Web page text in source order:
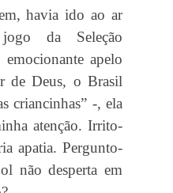
havia ido ao ar
da Seleção
apelo
de Deus, o Brasil
criancinhas” -, ela
atenção. Irrito-
apatia. Pergunto-
não desperta em